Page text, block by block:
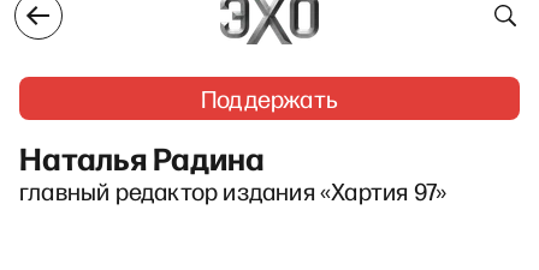
Поддержать
Наталья Радина
главный редактор издания «Хартия 97»